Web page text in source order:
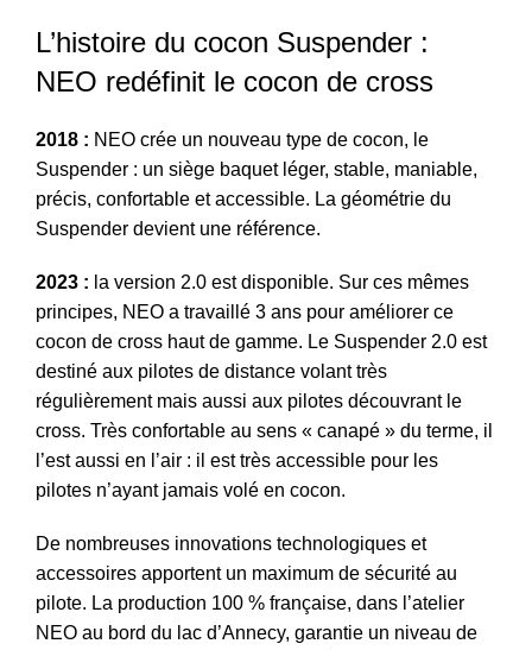
L’histoire du cocon Suspender :
NEO redéfinit le cocon de cross
2018 : NEO crée un nouveau type de cocon, le
Suspender : un siège baquet léger, stable, maniable,
précis, confortable et accessible. La géométrie du
Suspender devient une référence.
2023 : la version 2.0 est disponible. Sur ces mêmes
principes, NEO a travaillé 3 ans pour améliorer ce
cocon de cross haut de gamme. Le Suspender 2.0 est
destiné aux pilotes de distance volant très
régulièrement mais aussi aux pilotes découvrant le
cross. Très confortable au sens « canapé » du terme, il
l’est aussi en l’air : il est très accessible pour les
pilotes n’ayant jamais volé en cocon.
De nombreuses innovations technologiques et
accessoires apportent un maximum de sécurité au
pilote. La production 100 % française, dans l’atelier
NEO au bord du lac d’Annecy, garantie un niveau de